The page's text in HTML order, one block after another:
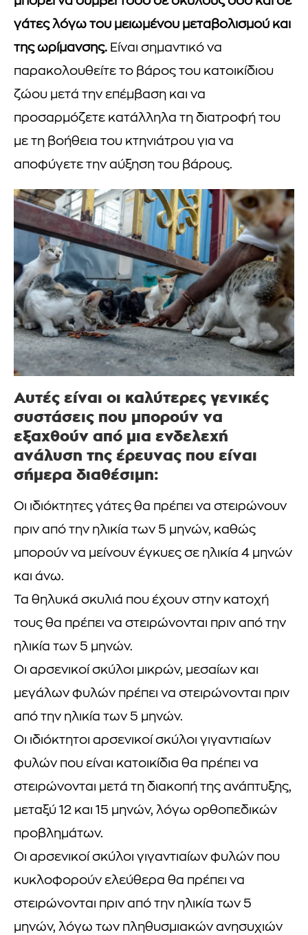
γάτες λόγω του μειωμένου μεταβολισμού και
της ωρίμανσης. Είναι σημαντικό να
παρακολουθείτε το βάρος του κατοικίδιου
ζώου μετά την επέμβαση και να
προσαρμόζετε κατάλληλα τη διατροφή του
με τη βοήθεια του κτηνιάτρου για να
αποφύγετε την αύξηση του βάρους.
Αυτές είναι οι καλύτερες γενικές
συστάσεις που μπορούν να
εξαχθούν από μια ενδελεχή
ανάλυση της έρευνας που είναι
σήμερα διαθέσιμη:
Οι ιδιόκτητες γάτες θα πρέπει να στειρώνουν
πριν από την ηλικία των 5 μηνών, καθώς
μπορούν να μείνουν έγκυες σε ηλικία 4 μηνών
και άνω.
Τα θηλυκά σκυλιά που έχουν στην κατοχή
τους θα πρέπει να στειρώνονται πριν από την
ηλικία των 5 μηνών.
Οι αρσενικοί σκύλοι μικρών, μεσαίων και
μεγάλων φυλών πρέπει να στειρώνονται πριν
από την ηλικία των 5 μηνών.
Οι ιδιόκτητοι αρσενικοί σκύλοι γιγαντιαίων
φυλών που είναι κατοικίδια θα πρέπει να
στειρώνονται μετά τη διακοπή της ανάπτυξης,
μεταξύ 12 και 15 μηνών, λόγω ορθοπεδικών
προβλημάτων.
Οι αρσενικοί σκύλοι γιγαντιαίων φυλών που
κυκλοφορούν ελεύθερα θα πρέπει να
στειρώνονται πριν από την ηλικία των 5
μηνών, λόγω των πληθυσμιακών ανησυχιών